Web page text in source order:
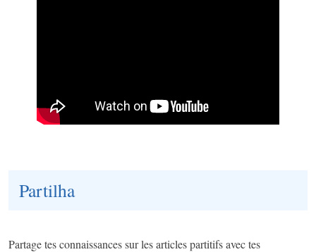
Partilha
Partage tes connaissances sur les articles partitifs avec tes